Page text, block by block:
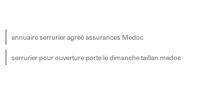
annuaire serrurier agréé assurances Medoc
serrurier pour ouverture porte le dimanche taillan medoc